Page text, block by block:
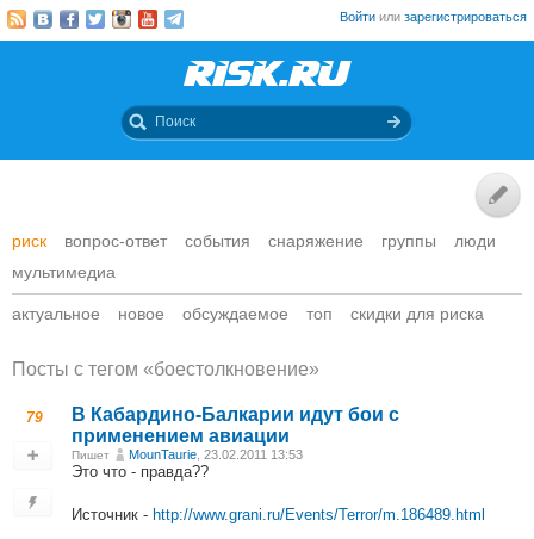
Войти или зарегистрироваться
риск вопрос-ответ события снаряжение группы
люди
мультимедиа
актуальное новое обсуждаемое топ скидки для риска
Посты c тегом «боестолкновение»
79
В Кабардино-Балкарии идут бои с
применением авиации
Пишет MounTaurie , 23.02.2011 13:53
Это что - правда??
Источник - http://www.grani.ru/Events/Terror/m.186489.html